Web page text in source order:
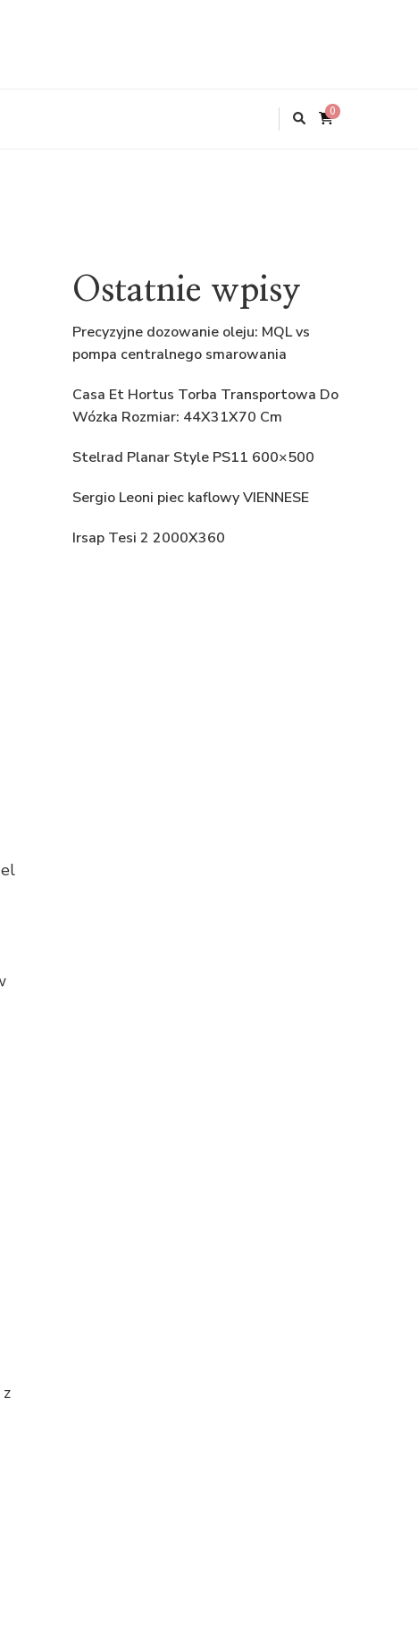
0
Ostatnie wpisy
Precyzyjne dozowanie oleju: MQL vs
pompa centralnego smarowania
Casa Et Hortus Torba Transportowa Do
Wózka Rozmiar: 44X31X70 Cm
Stelrad Planar Style PS11 600×500
Sergio Leoni piec kaflowy VIENNESE
Irsap Tesi 2 2000X360